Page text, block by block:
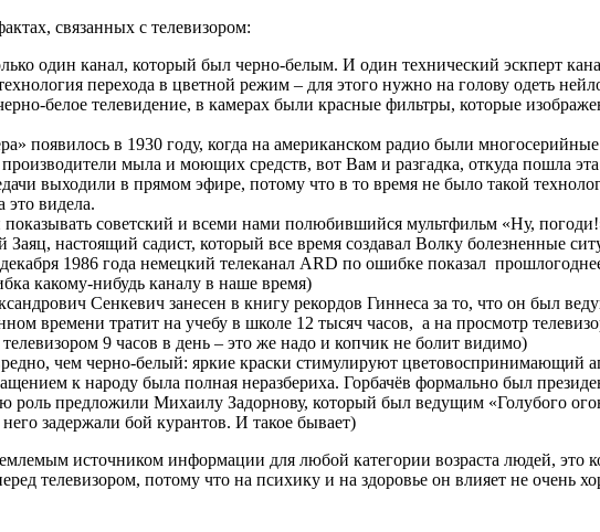
связанных с телевизором:
один канал, который был черно-белым. И один технический эскперт
перехода в цветной режим – для этого нужно на голову одеть
белое телевидение, в камерах были красные фильтры, которые
появилось в 1930 году, когда на американском радио были
мыла и моющих средств, вот Вам и разгадка, откуда пошла эта
выходили в прямом эфире, потому что в то время не было такой
это видела.
советский и всеми нами полюбившийся мультфильм «Ну,
Заяц, настоящий садист, который все время создавал Волку болезненные
1986 года немецкий телеканал ARD по ошибке показал
какому-нибудь каналу в наше время)
Сенкевич занесен в книгу рекордов Гиннеса за то, что он был
времени тратит на учебу в школе 12 тысяч часов, а на просмотр
9 часов в день – это же надо и копчик не болит видимо)
чем черно-белый: яркие краски стимулируют цветовоспринимающий
к народу была полная неразбериха. Горбачёв формально был
предложили Михаилу Задорнову, который был ведущим «Голубого
задержали бой курантов. И такое бывает)
источником информации для любой категории возраста людей, это
телевизором, потому что на психику и на здоровье он влияет не очень